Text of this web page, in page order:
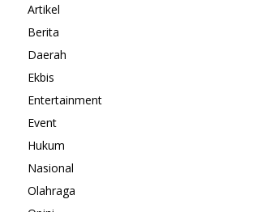
Artikel
Berita
Daerah
Ekbis
Entertainment
Event
Hukum
Nasional
Olahraga